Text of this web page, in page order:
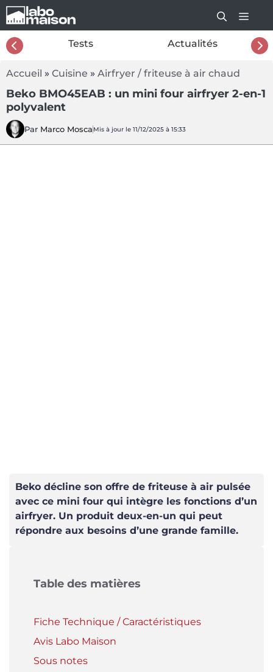
Aller
au
contenu
Tests Actualités
Accueil » Cuisine » Airfryer / friteuse à air chaud
Beko BMO45EAB : un mini four airfryer 2-en-1
polyvalent
Par Marco Mosca Mis à jour le 11/12/2025 à 15:33
Beko décline son offre de friteuse à air pulsée
avec ce mini four qui intègre les fonctions d’un
airfryer. Un produit deux-en-un qui peut
répondre aux besoins d’une grande famille.
Table des matières
Fiche Technique / Caractéristiques
Avis Labo Maison
Sous notes